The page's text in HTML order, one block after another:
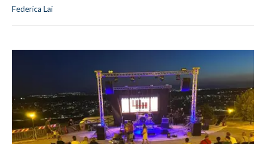
Federica Lai